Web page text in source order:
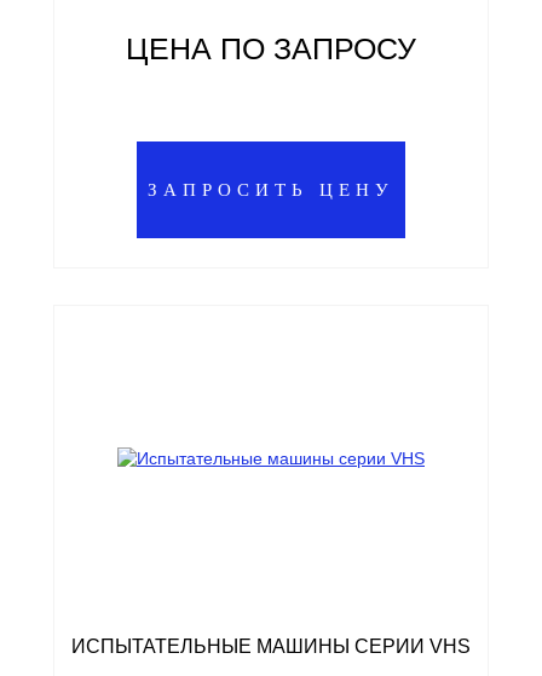
ЦЕНА ПО ЗАПРОСУ
ЗАПРОСИТЬ ЦЕНУ
ИСПЫТАТЕЛЬНЫЕ МАШИНЫ СЕРИИ VHS